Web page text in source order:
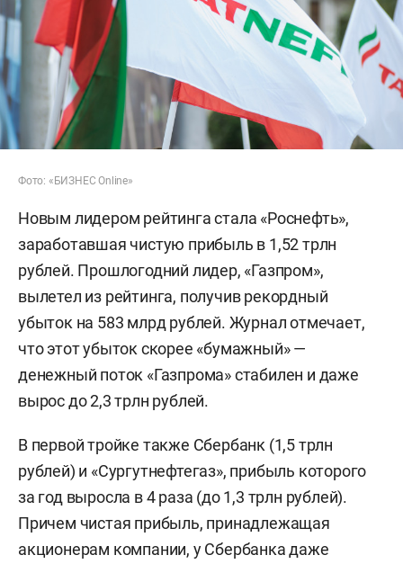
Фото: «БИЗНЕС Online»
Новым лидером рейтинга стала «Роснефть»,
заработавшая чистую прибыль в 1,52 трлн
рублей. Прошлогодний лидер, «Газпром»,
вылетел из рейтинга, получив рекордный
убыток на 583 млрд рублей. Журнал отмечает,
что этот убыток скорее «бумажный» —
денежный поток «Газпрома» стабилен и даже
вырос до 2,3 трлн рублей.
В первой тройке также Сбербанк (1,5 трлн
рублей) и «Сургутнефтегаз», прибыль которого
за год выросла в 4 раза (до 1,3 трлн рублей).
Причем чистая прибыль, принадлежащая
акционерам компании, у Сбербанка даже